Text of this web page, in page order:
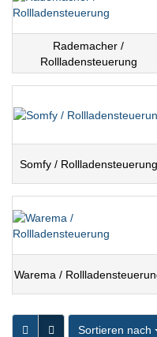
Rademacher /
Rollladensteuerung
Somfy / Rollladensteuerung
Warema /
Sortieren nach
Sortieren nach